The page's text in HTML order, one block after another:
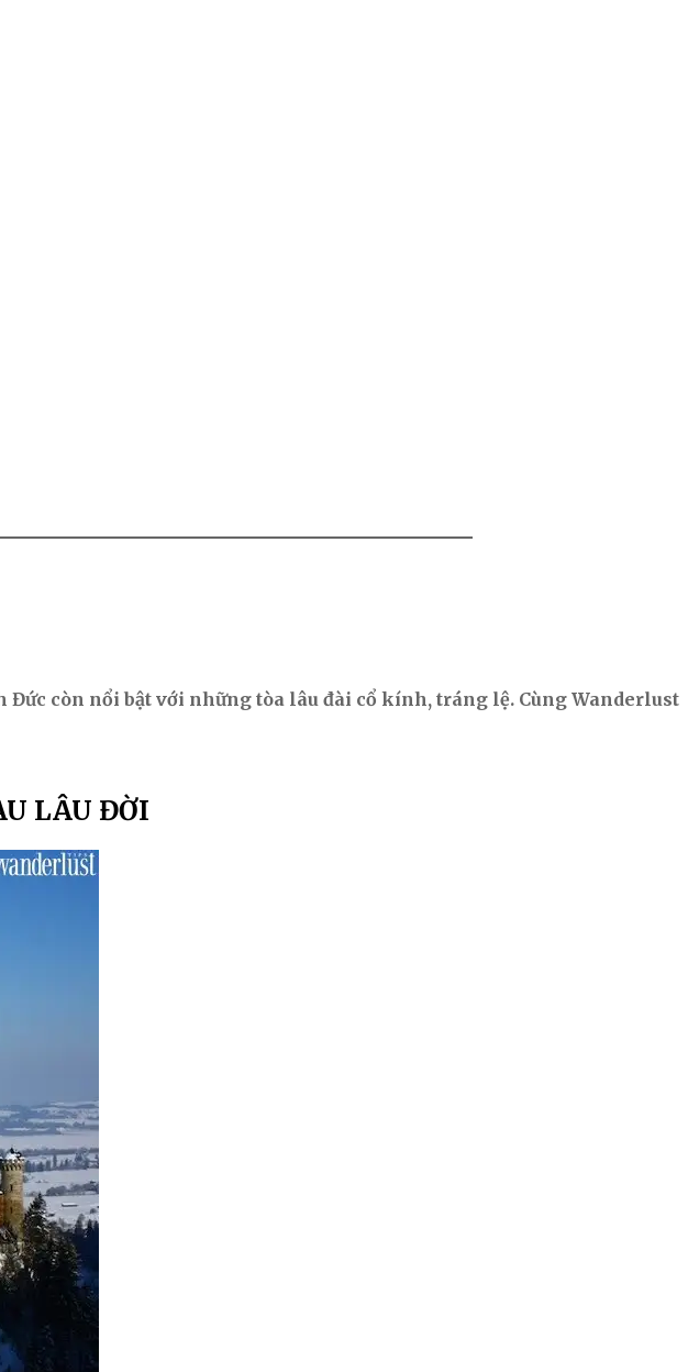
còn nổi bật với những tòa lâu đài cổ kính, tráng lệ. Cùng Wanderlust
LÂU ĐỜI